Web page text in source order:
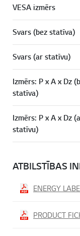
VESA izmērs
Svars (bez statīva)
Svars (ar statīvu)
Izmērs: P x A x Dz
statīva)
Izmērs: P x A x Dz
statīvu)
ATBILSTĪBAS
ENERGY
PRODUCT